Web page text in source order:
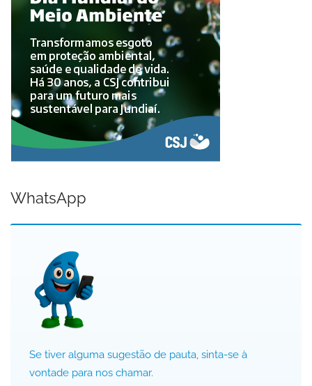
WhatsApp
Se tiver alguma sugestão de pauta, sinta-se à
vontade para nos chamar.